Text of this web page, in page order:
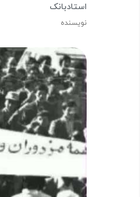
استادبانک
نویسنده